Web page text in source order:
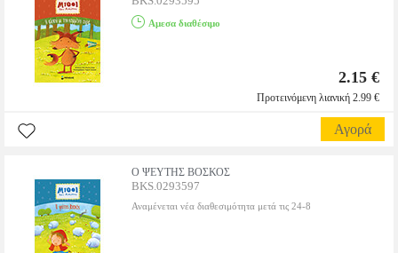
Αμεσα διαθέσιμο
2.15 €
Προτεινόμενη λιανική 2.99 €
Αγορά
Ο ΨΕΥΤΗΣ ΒΟΣΚΟΣ
BKS.0293597
Αναμένεται νέα διαθεσιμότητα μετά τις 24-8